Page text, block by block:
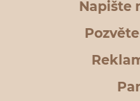
Napište